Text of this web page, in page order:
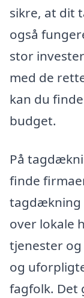
sikre, at dit
også
stor
med de
kan du
budget.
På
finde
tagdækning
over lokale
tjenester
og
fagfolk.